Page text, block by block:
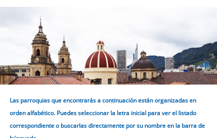
Las parroquias que encontrarás a continuación están organizadas en
orden alfabético. Puedes seleccionar la letra inicial para ver el listado
correspondiente o buscarlas directamente por su nombre en la barra de